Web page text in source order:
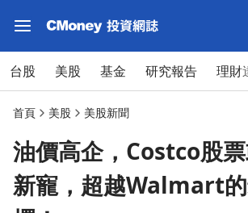
台股 美股 基金 研究報告 理財
首頁 美股 美股新聞
油價高企，Costco股
新寵，超越Walmart